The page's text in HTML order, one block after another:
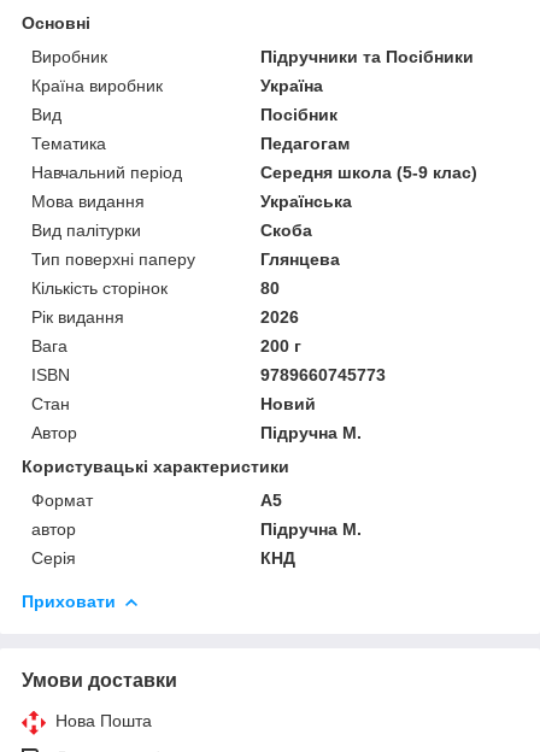
Основні
Виробник
Підручники та Посібники
Країна виробник
Україна
Вид
Посібник
Тематика
Педагогам
Навчальний період
Середня школа (5-9 клас)
Мова видання
Українська
Вид палітурки
Скоба
Тип поверхні паперу
Глянцева
Кількість сторінок
80
Рік видання
2026
Вага
200 г
ISBN
9789660745773
Стан
Новий
Автор
Підручна М.
Користувацькі характеристики
Формат
А5
автор
Підручна М.
Серія
КНД
Приховати
Умови доставки
Нова Пошта